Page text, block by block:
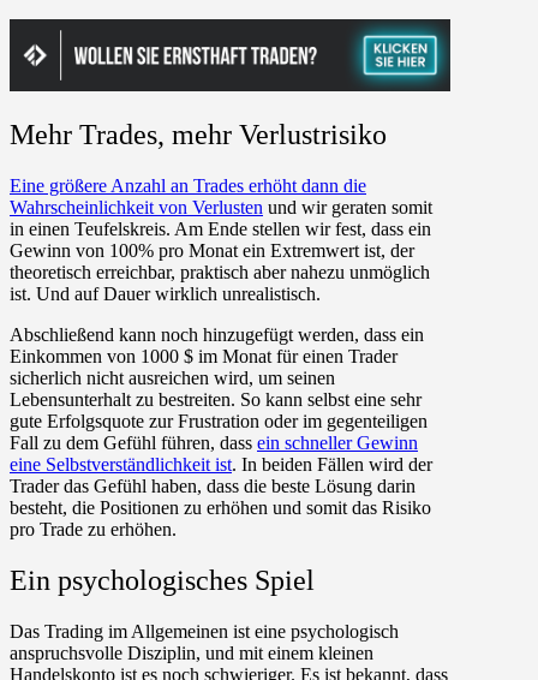
Mehr Trades, mehr Verlustrisiko
Eine größere Anzahl an Trades erhöht dann die
Wahrscheinlichkeit von Verlusten und wir geraten somit
in einen Teufelskreis. Am Ende stellen wir fest, dass ein
Gewinn von 100% pro Monat ein Extremwert ist, der
theoretisch erreichbar, praktisch aber nahezu unmöglich
ist. Und auf Dauer wirklich unrealistisch.
Abschließend kann noch hinzugefügt werden, dass ein
Einkommen von 1000 $ im Monat für einen Trader
sicherlich nicht ausreichen wird, um seinen
Lebensunterhalt zu bestreiten. So kann selbst eine sehr
gute Erfolgsquote zur Frustration oder im gegenteiligen
Fall zu dem Gefühl führen, dass ein schneller Gewinn
eine Selbstverständlichkeit ist. In beiden Fällen wird der
Trader das Gefühl haben, dass die beste Lösung darin
besteht, die Positionen zu erhöhen und somit das Risiko
pro Trade zu erhöhen.
Ein psychologisches Spiel
Das Trading im Allgemeinen ist eine psychologisch
anspruchsvolle Disziplin, und mit einem kleinen
Handelskonto ist es noch schwieriger. Es ist bekannt, dass